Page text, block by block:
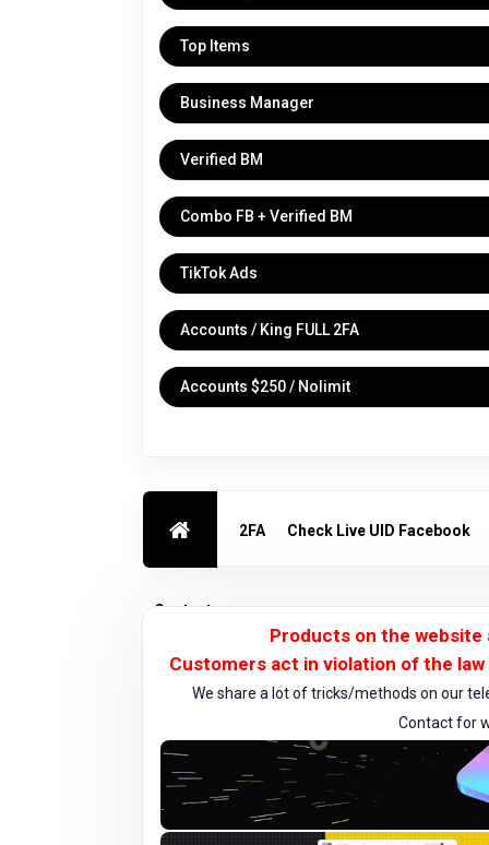
Top Items
Business Manager
Verified BM
Combo FB + Verified BM
TikTok Ads
Accounts / King FULL 2FA
Accounts $250 / Nolimit
2FA Check Live UID Facebook
Contact us
Products on the website
Customers act in violation of the
We share a lot of tricks/methods on our
Contact for